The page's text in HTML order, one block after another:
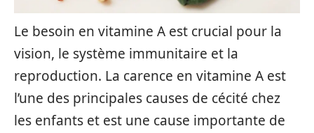
Le besoin en vitamine A est crucial pour la
vision, le système immunitaire et la
reproduction. La carence en vitamine A est
l’une des principales causes de cécité chez
les enfants et est une cause importante de